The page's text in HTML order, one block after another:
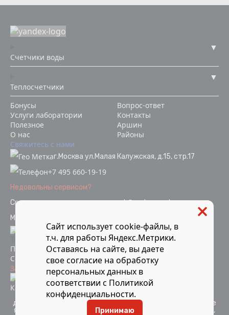
Счетчики воды
Теплосчетчики
Бонусы
Услуги лаборатории
Полезное
О нас
Вопрос-ответ
Контакты
Аршин
Районы
Свяжитесь с нами
г.Москва ул.Малая Калужская, д.15, стр.17
+7 495 660-19-19
Недовольны сервисом?
Связаться с отделом качестваok@vodopoverka.ru
Мы в социальных сетях:
Политика конфиденциальности
Согласие на обработку персональных данных
Защита от мошенников
Информация об аккредитации
Карта сайта
Компания Мосметрология © 2021-2026 Все материалы
данного сайта являются объектами авторского права и не
являются публичной офертой. Запрещается копирование,
Сайт использует cookie-файлы, в
т.ч. для работы Яндекс.Метрики.
Оставаясь на сайте, вы даете
своесогласие на обработку
персональных данных в
соответствии с Политикой
конфиденциальности.
Принимаю